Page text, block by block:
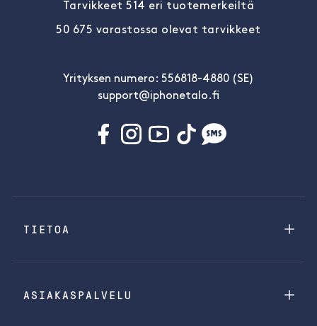
Tarvikkeet 514 eri tuotemerkeiltä
50 675 varastossa olevat tarvikkeet
Yrityksen numero: 556818-4880 (SE)
support@iphonetalo.fi
TIETOA
ASIAKASPALVELU